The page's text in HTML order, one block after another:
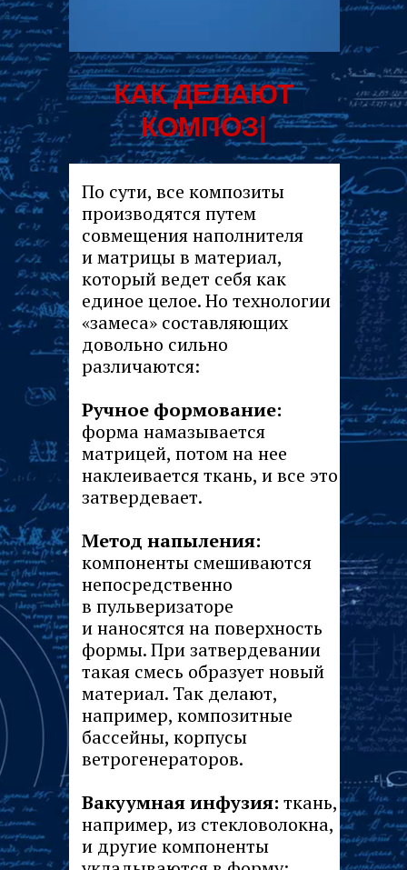
КАК ДЕЛАЮТ
КОМПОЗИТЫ|
По сути, все композиты
производятся путем
совмещения наполнителя
и матрицы в материал,
который ведет себя как
единое целое. Но технологии
«замеса» составляющих
довольно сильно
различаются:
Ручное формование:
форма намазывается
матрицей, потом на нее
наклеивается ткань, и все это
затвердевает.
Метод напыления:
компоненты смешиваются
непосредственно
в пульверизаторе
и наносятся на поверхность
формы. При затвердевании
такая смесь образует новый
материал. Так делают,
например, композитные
бассейны, корпусы
ветрогенераторов.
Вакуумная инфузия: ткань,
например, из стекловолокна,
и другие компоненты